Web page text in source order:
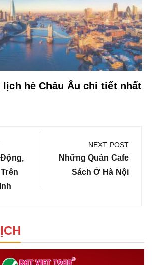
lịch hè Châu Âu chi tiết nhất
Động,
NEXT POST
Next
Post:
Những Quán Cafe
Sách Ở Hà Nội